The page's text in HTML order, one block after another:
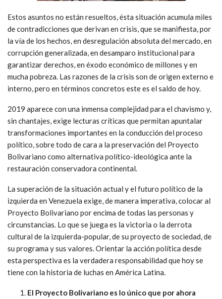
Estos asuntos no están resueltos, ésta situación acumula miles
de contradicciones que derivan en crisis, que se manifiesta, por
la vía de los hechos, en desregulación absoluta del mercado, en
corrupción generalizada, en desamparo institucional para
garantizar derechos, en éxodo económico de millones y en
mucha pobreza. Las razones de la crisis son de origen externo e
interno, pero en términos concretos este es el saldo de hoy.
2019 aparece con una inmensa complejidad para el chavismo y,
sin chantajes, exige lecturas críticas que permitan apuntalar
transformaciones importantes en la conducción del proceso
político, sobre todo de cara a la preservación del Proyecto
Bolivariano como alternativa político-ideológica ante la
restauración conservadora continental.
La superación de la situación actual y el futuro político de la
izquierda en Venezuela exige, de manera imperativa, colocar al
Proyecto Bolivariano por encima de todas las personas y
circunstancias. Lo que se juega es la victoria o la derrota
cultural de la izquierda-popular, de su proyecto de sociedad, de
su programa y sus valores. Orientar la acción política desde
esta perspectiva es la verdadera responsabilidad que hoy se
tiene con la historia de luchas en América Latina.
El Proyecto Bolivariano es lo único que por ahora